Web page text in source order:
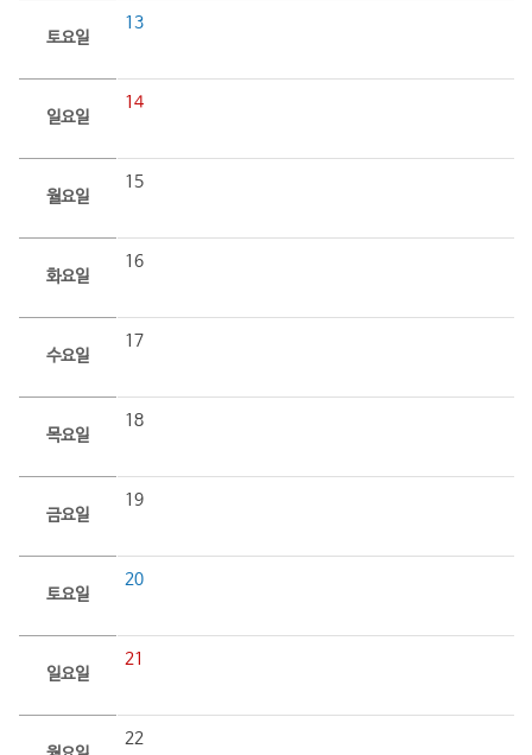
토요일
13
일요일
14
월요일
15
화요일
16
수요일
17
목요일
18
금요일
19
토요일
20
일요일
21
22